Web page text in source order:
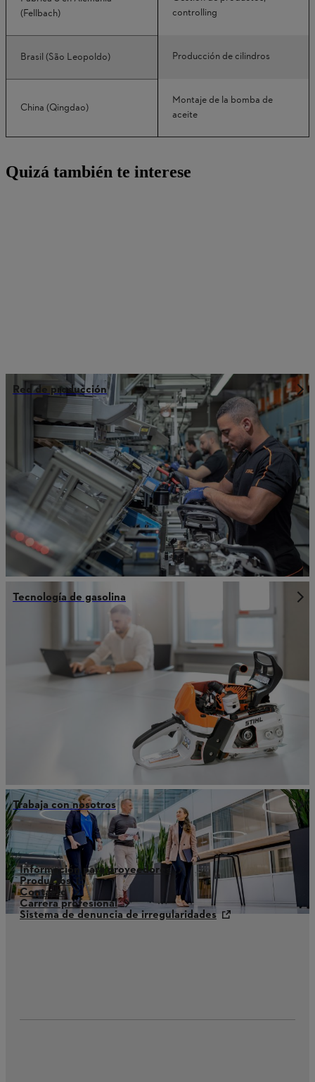
(Fellbach)
controlling
Brasil (São Leopoldo) Producción de cilindros
China (Qingdao)
Montaje de la bomba de
aceite
Quizá también te interese
Red de producción
Tecnología de gasolina
Trabaja con nosotros
Información para proveedores
Productos
Contacto
Carrera profesional
Sistema de denuncia de irregularidades